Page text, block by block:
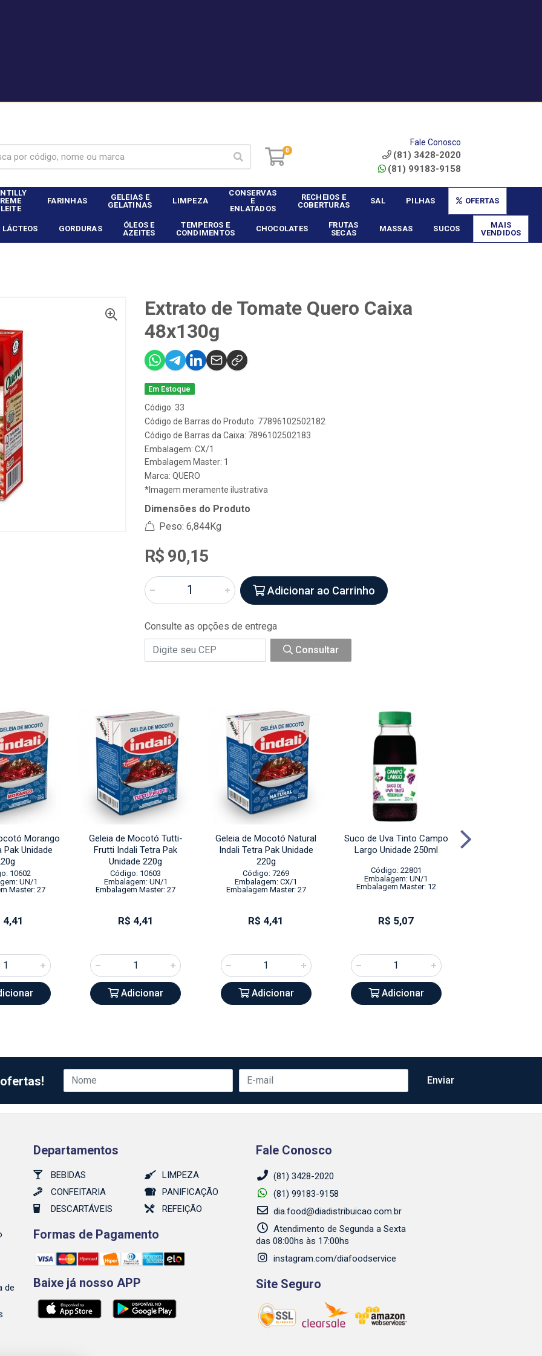
0
Fale Conosco
(81) 3428-2020
(81) 99183-9158
FARINHAS
GELEIAS E
GELATINAS
LIMPEZA
CONSERVAS
E
ENLATADOS
RECHEIOS E
COBERTURAS
SAL PILHAS OFERTAS
LÁCTEOS GORDURAS
ÓLEOS E
AZEITES
TEMPEROS E
CONDIMENTOS
CHOCOLATES
FRUTAS
SECAS
MASSAS SUCOS
MAIS
VENDIDOS
Extrato de Tomate Quero Caixa
48x130g
Em Estoque
Código: 33
Código de Barras do Produto: 77896102502182
Código de Barras da Caixa: 7896102502183
Embalagem: CX/1
Embalagem Master: 1
Marca: QUERO
*Imagem meramente ilustrativa
Dimensões do Produto
Peso: 6,844Kg
R$ 90,15
Adicionar ao Carrinho
Consulte as opções de entrega
Consultar
Morango
Pak Unidade
10602
UN/1
Master: 27
4,41
Geleia de Mocotó Tutti-
Frutti Indali Tetra Pak
Unidade 220g
Código: 10603
Embalagem: UN/1
Embalagem Master: 27
R$ 4,41
Adicionar
Geleia de Mocotó Natural
Indali Tetra Pak Unidade
220g
Código: 7269
Embalagem: CX/1
Embalagem Master: 27
R$ 4,41
Adicionar
Suco de Uva Tinto Campo
Largo Unidade 250ml
Código: 22801
Embalagem: UN/1
Embalagem Master: 12
R$ 5,07
Adicionar
de
Departamentos
BEBIDAS
CONFEITARIA
DESCARTÁVEIS
LIMPEZA
PANIFICAÇÃO
REFEIÇÃO
Formas de Pagamento
Baixe já nosso APP
Fale Conosco
(81) 3428-2020
(81) 99183-9158
dia.food@diadistribuicao.com.br
Atendimento de Segunda a Sexta
das 08:00hs às 17:00hs
instagram.com/diafoodservice
Site Seguro